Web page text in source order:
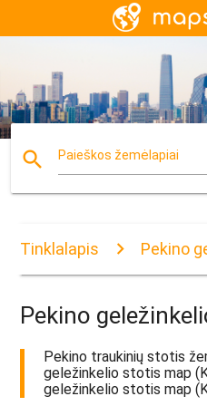
search Paieškos žemėlapiai
Tinklalapis Pekino
Pekino
Pekino traukinių stotis
geležinkelio stotis map
geležinkelio stotis map